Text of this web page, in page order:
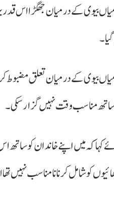
بیوی کے درمیان جھگڑا اس قدر
میاں بیوی کے درمیان تعلق مضبوط
مناسب وقت نہیں گزار سکی۔
کہ میں اپنے خاندان کو ساتھ
کو شامل کرنا نامناسب نہیں تھا